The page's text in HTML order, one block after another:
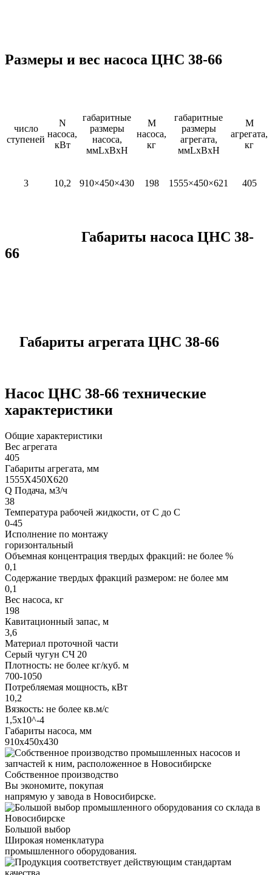
Размеры и вес насоса ЦНС 38-66
число
ступеней
N
насоса,
кВт
габаритные
размеры
насоса,
ммLxBxH
М
насоса,
кг
габаритные
размеры
агрегата,
ммLxBxH
M
агрегата,
кг
3 10,2 910×450×430 198 1555×450×621 405
Габариты насоса ЦНС 38-
66
Габариты агрегата ЦНС 38-66
Насос ЦНС 38-66 технические
характеристики
Общие характеристики
Вес агрегата
405
Габариты агрегата, мм
1555Х450Х620
Q Подача, м3/ч
38
Температура рабочей жидкости, от С до С
0-45
Исполнение по монтажу
горизонтальный
Объемная концентрация твердых фракций: не более %
0,1
Содержание твердых фракций размером: не более мм
0,1
Вес насоса, кг
198
Кавитационный запас, м
3,6
Материал проточной части
Серый чугун СЧ 20
Плотность: не более кг/куб. м
700-1050
Потребляемая мощность, кВт
10,2
Вязкость: не более кв.м/с
1,5х10^-4
Габариты насоса, мм
910х450х430
Собственное производство
Вы экономите, покупая
напрямую у завода в Новосибирске.
Большой выбор
Широкая номенклатура
промышленного оборудования.